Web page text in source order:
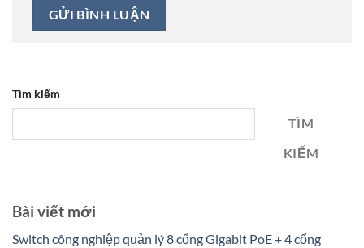
Tìm kiếm
TÌM
KIẾM
Bài viết mới
Switch công nghiệp quản lý 8 cổng Gigabit PoE + 4 cổng